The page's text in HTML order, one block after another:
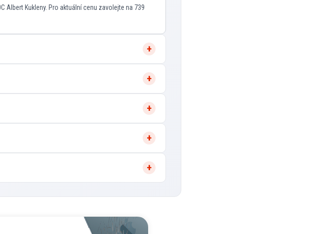
Albert Kukleny. Pro aktuální cenu zavolejte na 739